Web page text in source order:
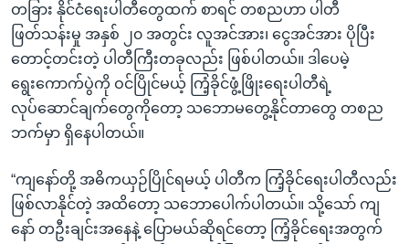
တခြား နိုင်ငံရေးပါတီတွေထက် စာရင် တစညဟာ ပါတီ
ဖြတ်သန်းမှု အနှစ် ၂၀ အတွင်း လူအင်အား၊ ငွေအင်အား ပိုပြီး
တောင့်တင်းတဲ့ ပါတီကြီးတခုလည်း ဖြစ်ပါတယ်။ ဒါပေမဲ့
ရွေးကောက်ပွဲကို ဝင်ပြိုင်မယ့် ကြံ့ခိုင်ဖွံ့ဖြိုးရေးပါတီရဲ့
လုပ်ဆောင်ချက်တွေကိုတော့ သဘောမတွေ့နိုင်တာတွေ တစည
ဘက်မှာ ရှိနေပါတယ်။
“ကျနော်တို့ အဓိကယှဉ်ပြိုင်ရမယ့် ပါတီက ကြံ့ခိုင်ရေးပါတီလည်း
ဖြစ်လာနိုင်တဲ့ အထိတော့ သဘောပေါက်ပါတယ်။ သို့သော် ကျ
နော် တဦးချင်းအနေနဲ့ ပြောမယ်ဆိုရင်တော့ ကြံ့ခိုင်ရေးအတွက်